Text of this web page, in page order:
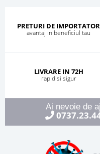
PRETURI DE IMPORTATOR
avantaj in beneficiul tau
LIVRARE IN 72H
rapid si sigur
Ai nevoie de